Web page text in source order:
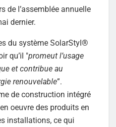
de l’assemblée annuelle
dernier.
du système SolarStyl®
qu’il "promeut l’usage
et contribue au
renouvelable”.
de construction intégré
oeuvre des produits en
installations, ce qui